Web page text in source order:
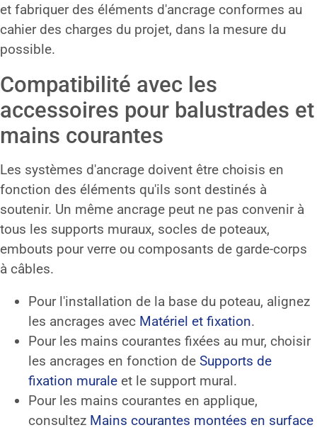
et fabriquer des éléments d'ancrage conformes au
cahier des charges du projet, dans la mesure du
possible.
Compatibilité avec les
accessoires pour balustrades et
mains courantes
Les systèmes d'ancrage doivent être choisis en
fonction des éléments qu'ils sont destinés à
soutenir. Un même ancrage peut ne pas convenir à
tous les supports muraux, socles de poteaux,
embouts pour verre ou composants de garde-corps
à câbles.
Pour l'installation de la base du poteau, alignez
les ancrages avec Matériel et fixation.
Pour les mains courantes fixées au mur, choisir
les ancrages en fonction de Supports de
fixation murale et le support mural.
Pour les mains courantes en applique,
consultez Mains courantes montées en surface